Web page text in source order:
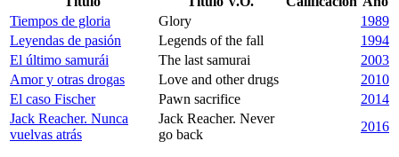
Tiempos de gloria
Glory
1989
Leyendas de pasión
Legends of the fall
1994
El último samurái
The last samurai
2003
Amor y otras drogas
Love and other drugs
2010
El caso Fischer
Pawn sacrifice
2014
Jack Reacher. Nunca
vuelvas atrás
Jack Reacher. Never
go back
2016